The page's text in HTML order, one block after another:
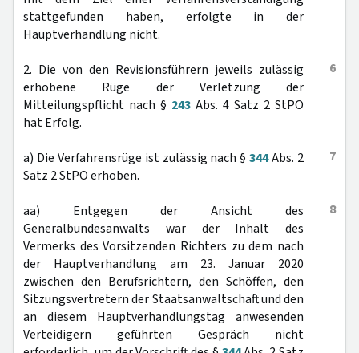
stattgefunden haben, erfolgte in der
Hauptverhandlung nicht.
6
2. Die von den Revisionsführern jeweils zulässig
erhobene Rüge der Verletzung der
Mitteilungspflicht nach § 243 Abs. 4 Satz 2 StPO
hat Erfolg.
7
a) Die Verfahrensrüge ist zulässig nach §344Abs. 2
Satz 2 StPO erhoben.
8
aa) Entgegen der Ansicht des
Generalbundesanwalts war der Inhalt des
Vermerks des Vorsitzenden Richters zu dem nach
der Hauptverhandlung am 23. Januar 2020
zwischen den Berufsrichtern, den Schöffen, den
Sitzungsvertretern der Staatsanwaltschaft und den
an diesem Hauptverhandlungstag anwesenden
Verteidigern geführten Gespräch nicht